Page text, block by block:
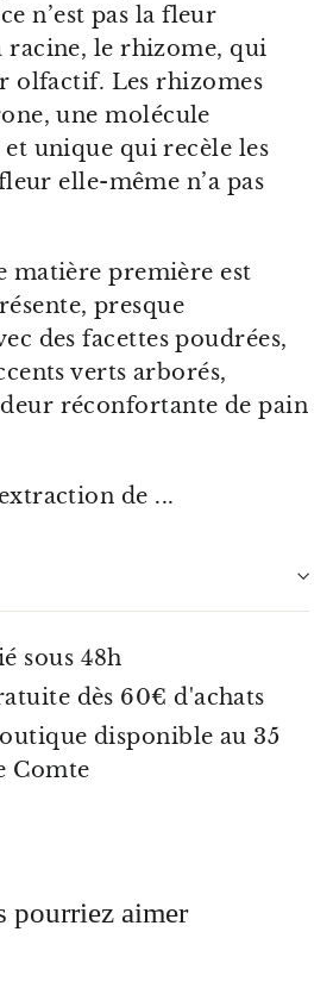
n’est pas la fleur
racine, le rhizome, qui
olfactif. Les rhizomes
une molécule
unique qui recèle les
elle-même n’a pas
matière première est
presque
des facettes poudrées,
verts arborés,
réconfortante de pain
de ...
sous 48h
dès 60€ d'achats
disponible au 35
Comte
pourriez aimer